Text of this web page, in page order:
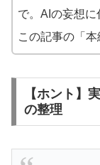
で。AIの妄想
この記事の「本
【ホント】
の整理